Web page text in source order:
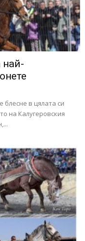
най-
блесне в цялата си
на Калугеровския